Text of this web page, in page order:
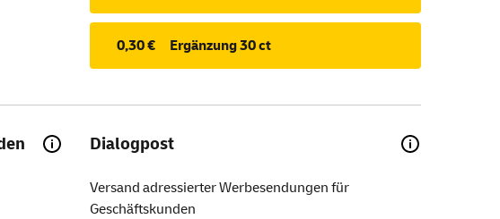
0,30 € Ergänzung 30 ct
Dialogpost
Versand adressierter Werbesendungen für
Geschäftskunden